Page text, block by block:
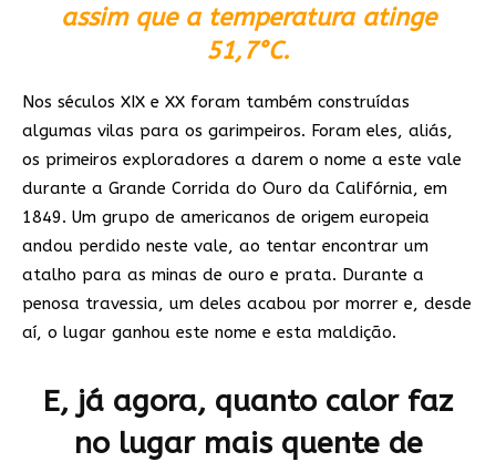
assim que a temperatura atinge
51,7°C.
Nos séculos XIX e XX foram também construídas
algumas vilas para os garimpeiros. Foram eles, aliás,
os primeiros exploradores a darem o nome a este vale
durante a Grande Corrida do Ouro da Califórnia, em
1849. Um grupo de americanos de origem europeia
andou perdido neste vale, ao tentar encontrar um
atalho para as minas de ouro e prata. Durante a
penosa travessia, um deles acabou por morrer e, desde
aí, o lugar ganhou este nome e esta maldição.
E, já agora, quanto calor faz
no lugar mais quente de